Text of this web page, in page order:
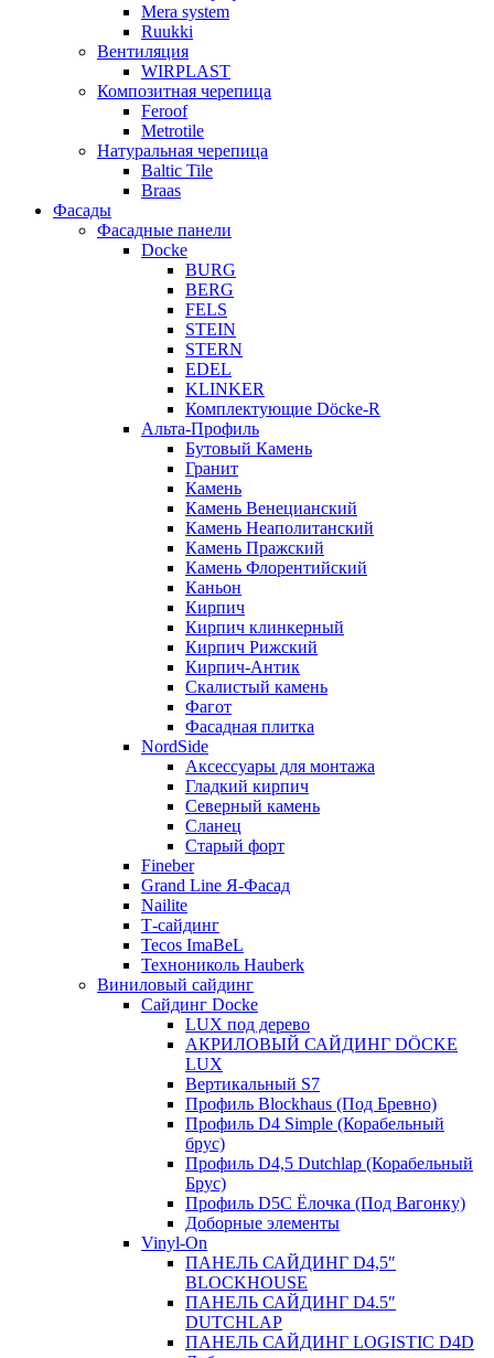
Mera system
Ruukki
Вентиляция
WIRPLAST
Композитная черепица
Feroof
Metrotile
Натуральная черепица
Baltic Tile
Braas
Фасады
Фасадные панели
Docke
BURG
BERG
FELS
STEIN
STERN
EDEL
KLINKER
Комплектующие Döcke-R
Альта-Профиль
Бутовый Камень
Гранит
Камень
Камень Венецианский
Камень Неаполитанский
Камень Пражский
Камень Флорентийский
Каньон
Кирпич
Кирпич клинкерный
Кирпич Рижский
Кирпич-Антик
Скалистый камень
Фагот
Фасадная плитка
NordSide
Аксессуары для монтажа
Гладкий кирпич
Северный камень
Сланец
Старый форт
Fineber
Grand Line Я-Фасад
Nailite
Т-сайдинг
Tecos ImaBeL
Технониколь Hauberk
Виниловый сайдинг
Сайдинг Docke
LUX под дерево
АКРИЛОВЫЙ САЙДИНГ DÖCKE
LUX
Вертикальный S7
Профиль Blockhaus (Под Бревно)
Профиль D4 Simple (Корабельный
брус)
Профиль D4,5 Dutchlap (Корабельный
Брус)
Профиль D5C Ёлочка (Под Вагонку)
Доборные элементы
Vinyl-On
ПАНЕЛЬ САЙДИНГ D4,5″
BLOCKHOUSE
ПАНЕЛЬ САЙДИНГ D4.5″
DUTCHLAP
ПАНЕЛЬ САЙДИНГ LOGISTIC D4D